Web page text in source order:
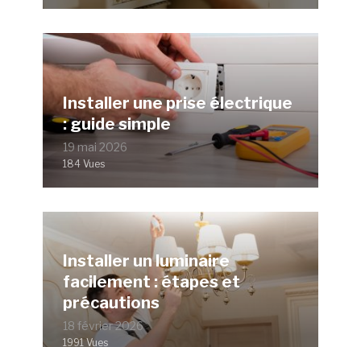
Installer une prise électrique
: guide simple
19 mai 2026
184 Vues
Installer un luminaire
facilement : étapes et
précautions
18 février 2026
1991 Vues